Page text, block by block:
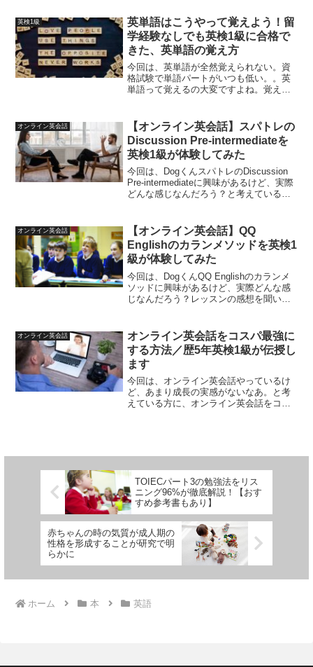
ズ英会話コーチングプランを2か月受講し
てきましたので、その...
英検1級
英単語はこうやって覚えよう！留
学経験なしでも英検1級に合格で
きた、英単語の覚え方
今回は、英単語が全然覚えられない。資
格試験で単語パートがいつも低い。。英
単語って覚えるの大変ですよね。覚えて
検1級で単語パートを20/25で合格、
TOEICでは語彙96...
オンライン英会話
【オンライン英会話】スパトレの
Discussion Pre-intermediateを
英検1級が体験してみた
今回は、DogくんスパトレのDiscussion
Pre-intermediateに興味があるけど、実際
どんな感じなんだろう？と考えている方
inter...
オンライン英会話
【オンライン英会話】QQ
Englishのカランメソッドを英検1
級が体験してみた
今回は、DogくんQQ Englishのカランメ
ソッドに興味があるけど、実際どんな感
じなんだろう？レッスンの感想を聞いて
English のカランメソッドを受講してきま
し...
オンライン英会話
オンライン英会話をコスパ最強に
する方法／歴5年英検1級が伝授し
ます
今回は、オンライン英会話やっているけ
ど、あまり成長の実感がないなあ。と考
えている方に、オンライン英会話をコス
TOIECパート3の勉強法をリス
ニング96%が徹底解説！【おす
すめ参考書もあり】
赤ちゃんの時の気質が成人期の
性格を形成することが研究で明
らかに
ホーム 本 英語